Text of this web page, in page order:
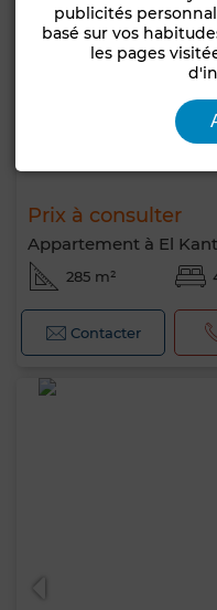
Prix à consulter
Appartement à El
285 m²
Contacter
publicités
basé sur vos
les pages